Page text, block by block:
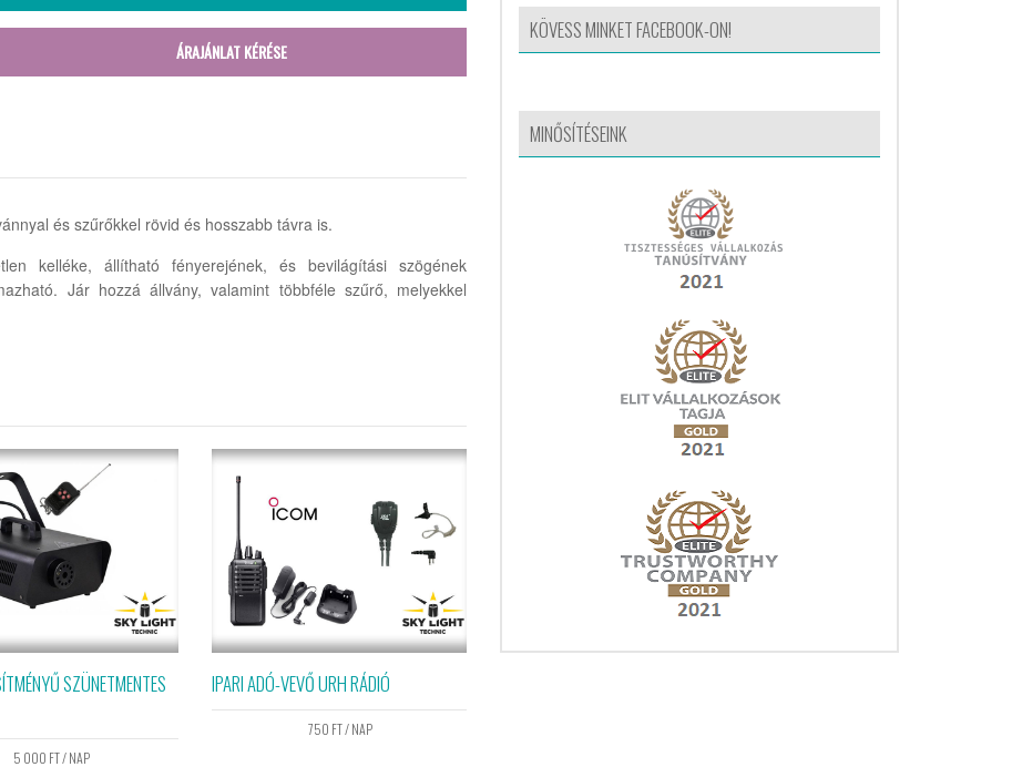
ÁRAJÁNLAT KÉRÉSE
és szűrőkkel rövid és hosszabb távra is.
kelléke, állítható fényerejének, és bevilágítási szögének
Jár hozzá állvány, valamint többféle szűrő, melyekkel
SZÜNETMENTES
5 000 FT/ NAP
IPARI ADÓ-VEVŐ URH RÁDIÓ
750 FT/ NAP
KÖVESS MINKET FACEBOOK-ON!
MINŐSÍTÉSEINK